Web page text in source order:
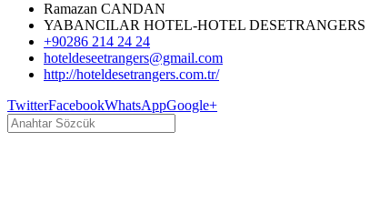
Ramazan CANDAN
YABANCILAR HOTEL-HOTEL DESETRANGERS
+90286 214 24 24
hoteldeseetrangers@gmail.com
http://hoteldesetrangers.com.tr/
TwitterFacebookWhatsAppGoogle+